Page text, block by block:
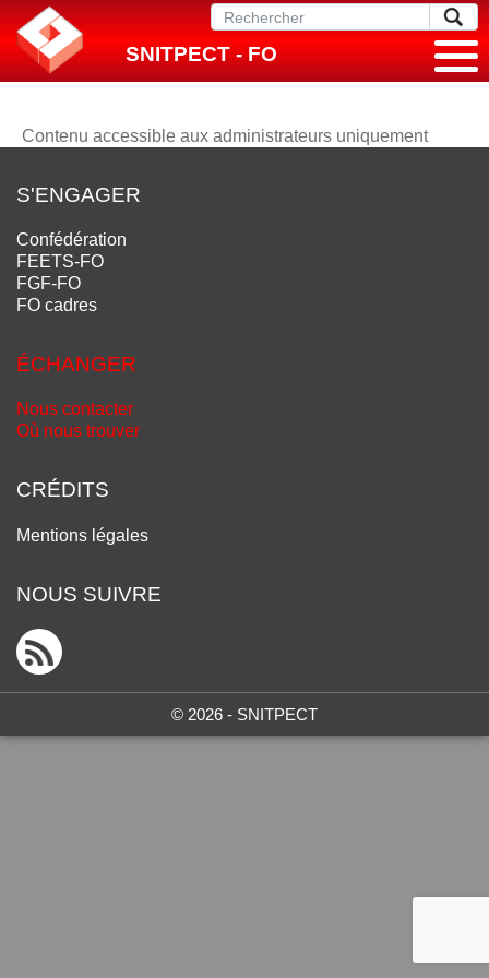
SNITPECT - FO
Contenu accessible aux administrateurs uniquement
S'ENGAGER
Confédération
FEETS-FO
FGF-FO
FO cadres
ÉCHANGER
Nous contacter
Où nous trouver
CRÉDITS
Mentions légales
NOUS SUIVRE
© 2026 - SNITPECT